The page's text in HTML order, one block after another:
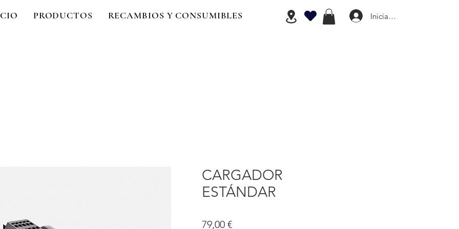
PRODUCTOS RECAMBIOS Y CONSUMIBLES Iniciar Sesión
CARGADOR
ESTÁNDAR
79,00 €Precio